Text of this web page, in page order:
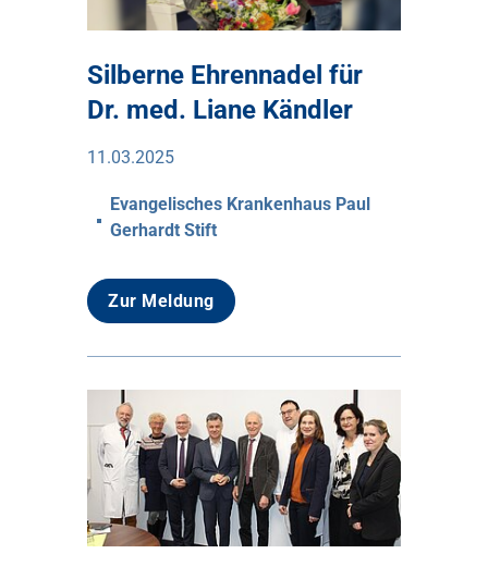
Silberne Ehrennadel für
Dr. med. Liane Kändler
11.03.2025
Evangelisches Krankenhaus Paul
Gerhardt Stift
Zur Meldung